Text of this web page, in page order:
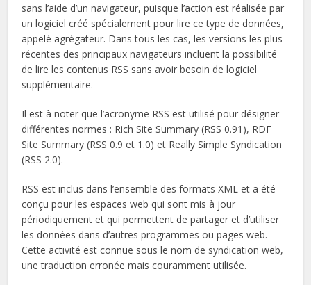
sans l’aide d’un navigateur, puisque l’action est réalisée par
un logiciel créé spécialement pour lire ce type de données,
appelé agrégateur. Dans tous les cas, les versions les plus
récentes des principaux navigateurs incluent la possibilité
de lire les contenus RSS sans avoir besoin de logiciel
supplémentaire.
Il est à noter que l’acronyme RSS est utilisé pour désigner
différentes normes : Rich Site Summary (RSS 0.91), RDF
Site Summary (RSS 0.9 et 1.0) et Really Simple Syndication
(RSS 2.0).
RSS est inclus dans l’ensemble des formats XML et a été
conçu pour les espaces web qui sont mis à jour
périodiquement et qui permettent de partager et d’utiliser
les données dans d’autres programmes ou pages web.
Cette activité est connue sous le nom de syndication web,
une traduction erronée mais couramment utilisée.